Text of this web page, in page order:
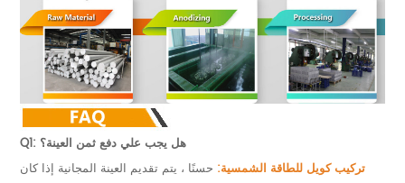
Q1: هل يجب علي دفع ثمن العينة؟
تركيب كويل للطاقة الشمسية: حسنًا ، يتم تقديم العينة المجانية إذا كان